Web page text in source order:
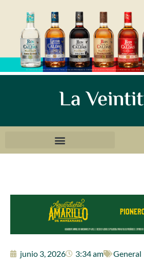
La
junio 3, 2026 3:34 am General